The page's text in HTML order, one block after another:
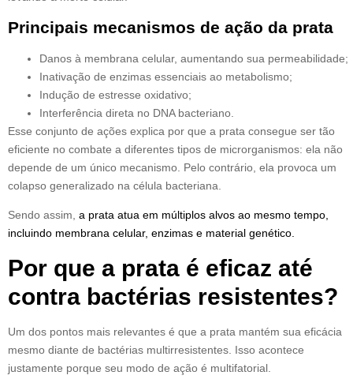
Principais mecanismos de ação da prata
Danos à membrana celular, aumentando sua permeabilidade;
Inativação de enzimas essenciais ao metabolismo;
Indução de estresse oxidativo;
Interferência direta no DNA bacteriano.
Esse conjunto de ações explica por que a prata consegue ser tão
eficiente no combate a diferentes tipos de microrganismos: ela não
depende de um único mecanismo. Pelo contrário, ela provoca um
colapso generalizado na célula bacteriana.
Sendo assim, a prata atua em múltiplos alvos ao mesmo tempo,
incluindo membrana celular, enzimas e material genético.
Por que a prata é eficaz até
contra bactérias resistentes?
Um dos pontos mais relevantes é que a prata mantém sua eficácia
mesmo diante de bactérias multirresistentes. Isso acontece
justamente porque seu modo de ação é multifatorial.